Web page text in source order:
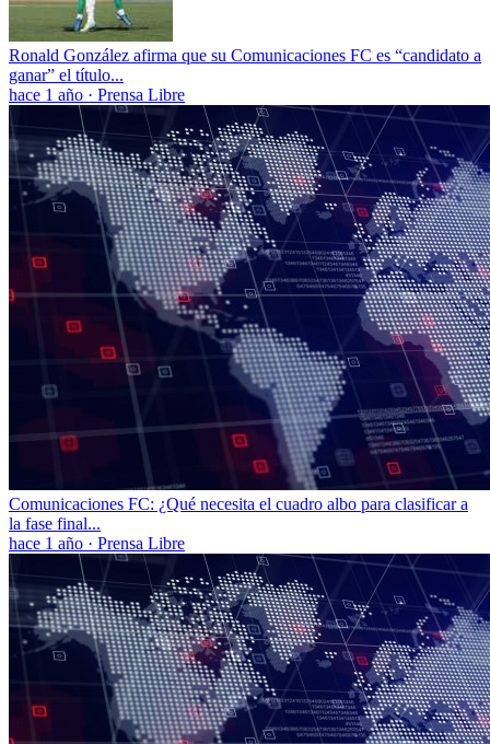
Ronald González afirma que su Comunicaciones FC es “candidato a
ganar” el título...
hace 1 año · Prensa Libre
Comunicaciones FC: ¿Qué necesita el cuadro albo para clasificar a
la fase final...
hace 1 año · Prensa Libre